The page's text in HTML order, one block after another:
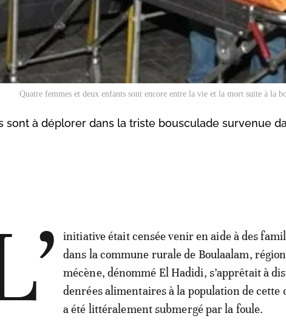
Quatre femmes et deux enfants sont encore entre la vie et la mort suite à la
sont à déplorer dans la triste bousculade survenue
initiative était censée venir en aide à des
dans la commune rurale de Boulaalam,
mécène, dénommé El Hadidi, s’apprêtait à
denrées alimentaires à la population de cette
a été littéralement submergé par la foule.